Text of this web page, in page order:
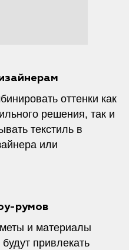
оттенки как
решения, так и
текстиль в
или
румов
и материалы
будут привлекать